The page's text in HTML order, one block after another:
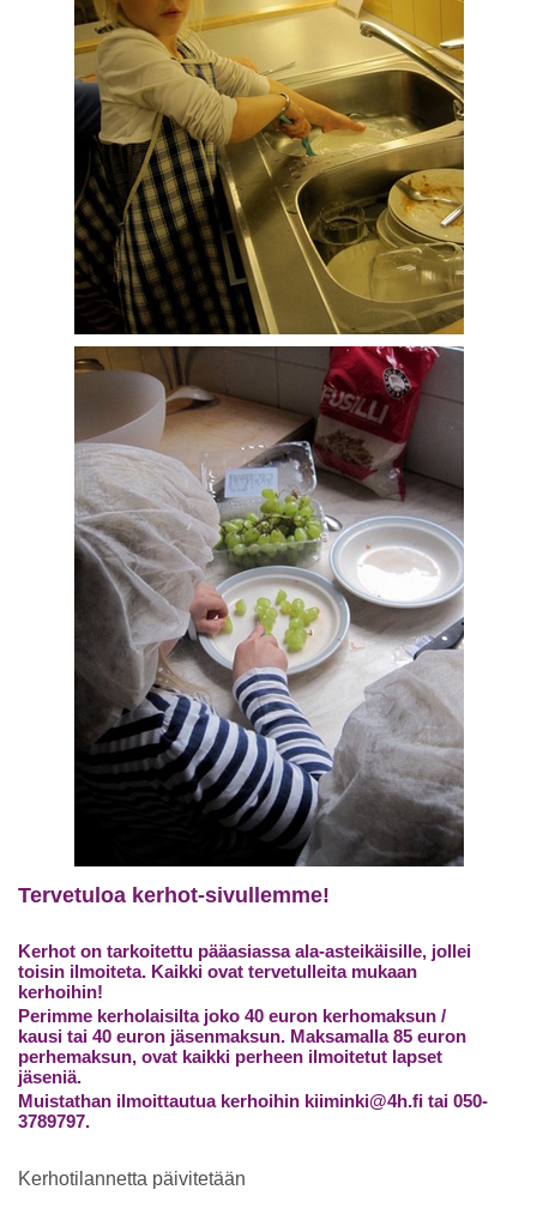
Tervetuloa kerhot-sivullemme!
Kerhot on tarkoitettu pääasiassa ala-asteikäisille, jollei
toisin ilmoiteta. Kaikki ovat tervetulleita mukaan
kerhoihin!
Perimme kerholaisilta joko 40 euron kerhomaksun /
kausi tai 40 euron jäsenmaksun. Maksamalla 85 euron
perhemaksun, ovat kaikki perheen ilmoitetut lapset
jäseniä.
Muistathan ilmoittautua kerhoihin kiiminki@4h.fi tai 050-
3789797.
Kerhotilannetta päivitetään